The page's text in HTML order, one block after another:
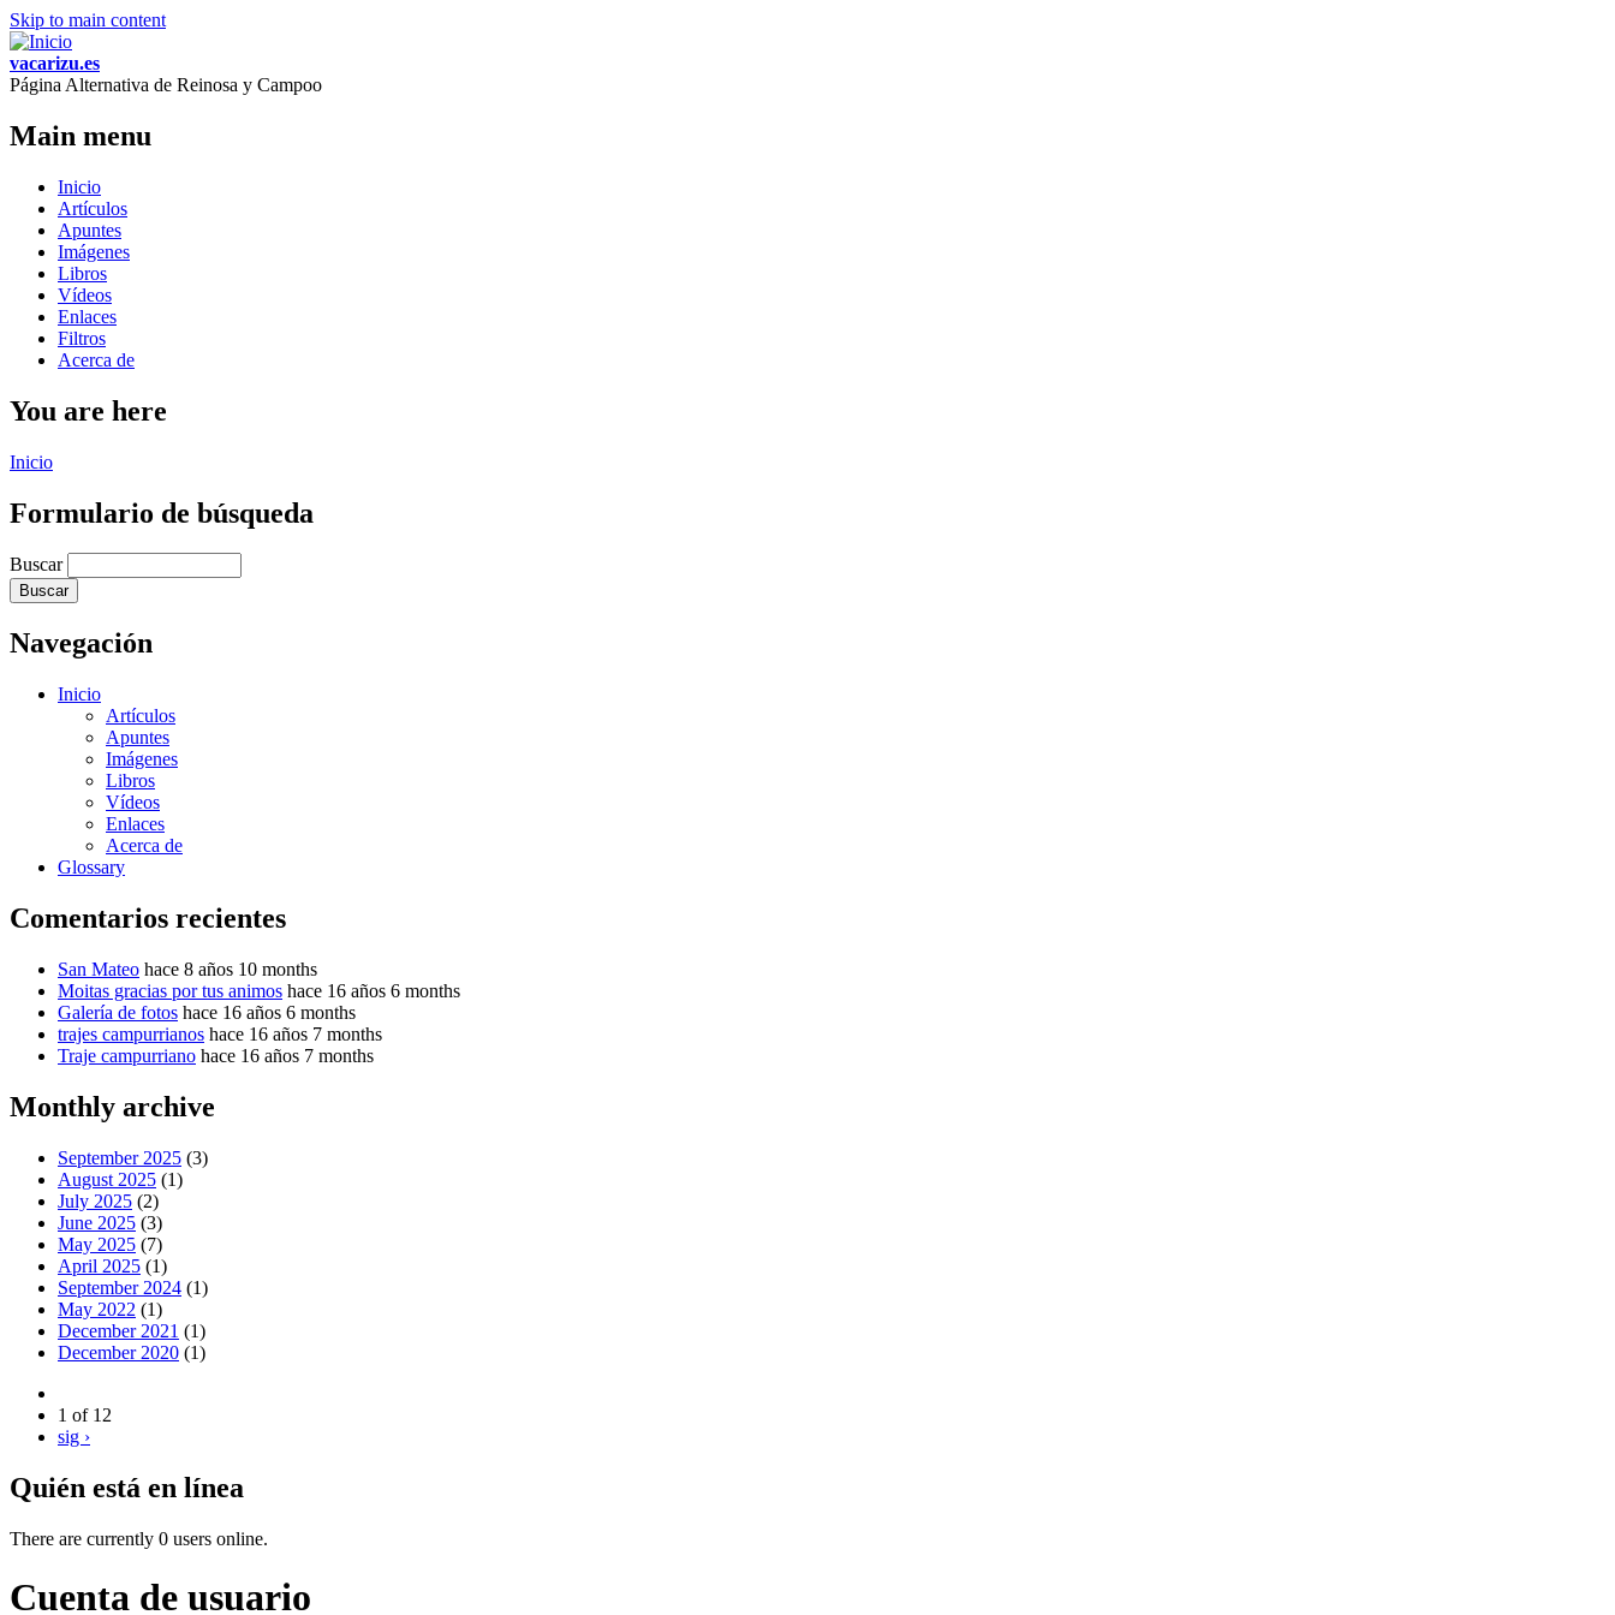
Skip to main content
vacarizu.es
Página Alternativa de Reinosa y Campoo
Main menu
Inicio
Artículos
Apuntes
Imágenes
Libros
Vídeos
Enlaces
Filtros
Acerca de
You are here
Inicio
Formulario de búsqueda
Buscar
Navegación
Inicio
Artículos
Apuntes
Imágenes
Libros
Vídeos
Enlaces
Acerca de
Glossary
Comentarios recientes
San Mateo hace 8 años 10 months
Moitas gracias por tus animos hace 16 años 6 months
Galería de fotos hace 16 años 6 months
trajes campurrianos hace 16 años 7 months
Traje campurriano hace 16 años 7 months
Monthly archive
September 2025 (3)
August 2025 (1)
July 2025 (2)
June 2025 (3)
May 2025 (7)
April 2025 (1)
September 2024 (1)
May 2022 (1)
December 2021 (1)
December 2020 (1)
1 of 12
sig ›
Quién está en línea
There are currently 0 users online.
Cuenta de usuario